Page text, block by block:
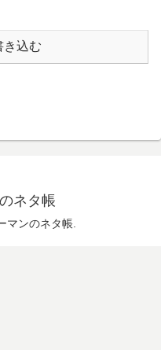
き込む
ネタ帳
マンのネタ帳.